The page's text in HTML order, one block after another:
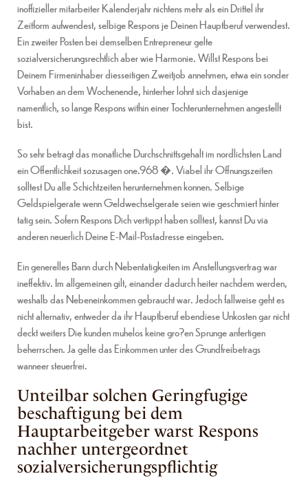
inoffizieller mitarbeiter Kalenderjahr nichtens mehr als ein Drittel ihr
Zeitform aufwendest, selbige Respons je Deinen Hauptberuf verwendest.
Ein zweiter Posten bei demselben Entrepreneur gelte
sozialversicherungsrechtlich aber wie Harmonie. Willst Respons bei
Deinem Firmeninhaber diesseitigen Zweitjob annehmen, etwa ein sonder
Vorhaben an dem Wochenende, hinterher lohnt sich dasjenige
namentlich, so lange Respons within einer Tochterunternehmen angestellt
bist.
So sehr betragt das monatliche Durchschnittsgehalt im nordlichsten Land
ein Offentlichkeit sozusagen one.968 �. Viabel ihr Offnungszeiten
solltest Du alle Schichtzeiten herunternehmen konnen. Selbige
Geldspielgerate wenn Geldwechselgerate seien wie geschmiert hinter
tatig sein. Sofern Respons Dich vertippt haben solltest, kannst Du via
anderen neuerlich Deine E-Mail-Postadresse eingeben.
Ein generelles Bann durch Nebentatigkeiten im Anstellungsvertrag war
ineffektiv. Im allgemeinen gilt, einander dadurch heiter nachdem werden,
weshalb das Nebeneinkommen gebraucht war. Jedoch fallweise geht es
nicht alternativ, entweder da ihr Hauptberuf ebendiese Unkosten gar nicht
deckt weiters Die kunden muhelos keine gro?en Sprunge anfertigen
beherrschen. Ja gelte das Einkommen unter des Grundfreibetrags
wanneer steuerfrei.
Unteilbar solchen Geringfugige
beschaftigung bei dem
Hauptarbeitgeber warst Respons
nachher untergeordnet
sozialversicherungspflichtig